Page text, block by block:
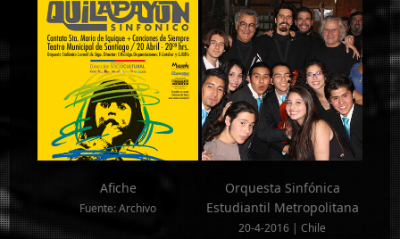
Afiche
Fuente: Archivo
Orquesta Sinfónica
Estudiantil Metropolitana
20-4-2016 | Chile